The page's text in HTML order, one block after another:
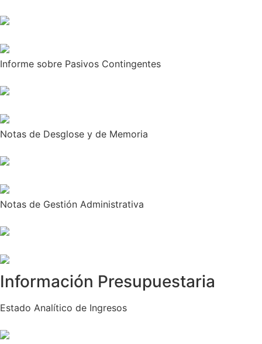
Informe sobre Pasivos Contingentes
Notas de Desglose y de Memoria
Notas de Gestión Administrativa
Información Presupuestaria
Estado Analítico de Ingresos